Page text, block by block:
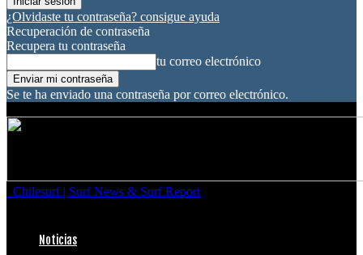
¿Olvidaste tu contraseña? consigue ayuda
Recuperación de contraseña
Recupera tu contraseña
tu correo electrónico
Se te ha enviado una contraseña por correo electrónico.
Chilesurf | Surf News & Surf Report
Noticias